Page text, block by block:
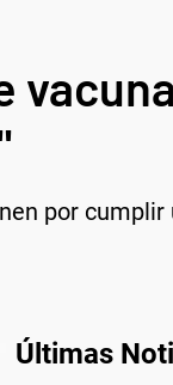
por cumplir
Últimas